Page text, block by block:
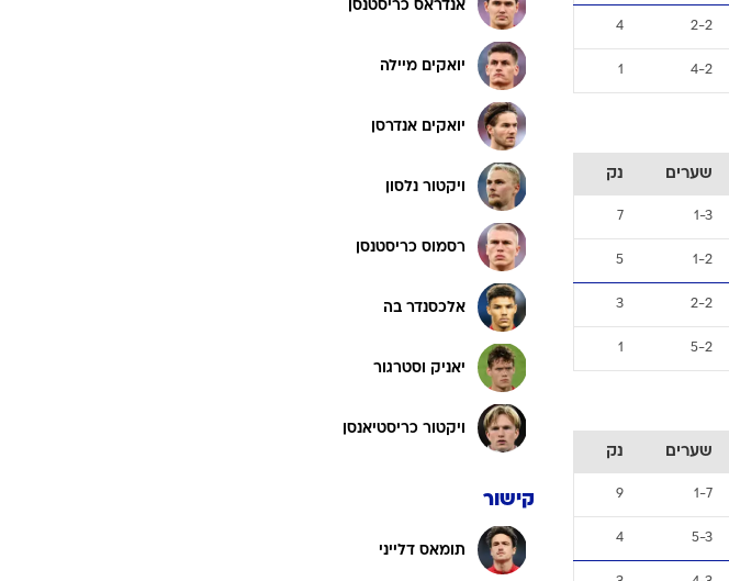
רוגבי וקריקט
ביליארד
2-2
4
4-2
1
שערים נק
1-3
7
1-2
5
2-2
3
5-2
1
שערים נק
1-7
9
5-3
4
אנדראס כריסטנסן
יואקים מיילה
יואקים אנדרסן
ויקטור נלסון
רסמוס כריסטנסן
אלכסנדר בה
יאניק וסטרגור
ויקטור כריסטיאנסן
קישור
תומאס דלייני